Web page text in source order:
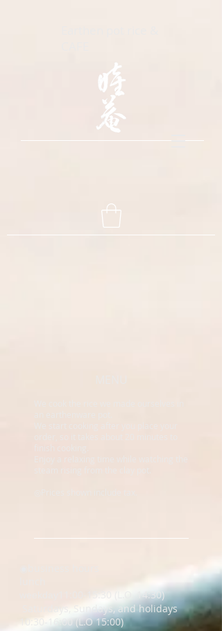
11:00-15:30 (L.O. 14:30)
​ Saturdays, Sundays, and holidays
10:30-16:00 (L.O 15:00)